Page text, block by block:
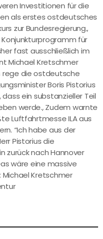
Investitionen für die
als erstes ostdeutsches
zur Bundesregierung.,
für
fast ausschließlich im
Michael Kretschmer
rege die ostdeutsche
Boris Pistorius
ein substanzieller Teil
werde., Zudem warnte
Luftfahrtmesse ILA aus
“Ich habe aus der
Pistorius die
zurück nach Hannover
wäre eine massive
Michael Kretschmer